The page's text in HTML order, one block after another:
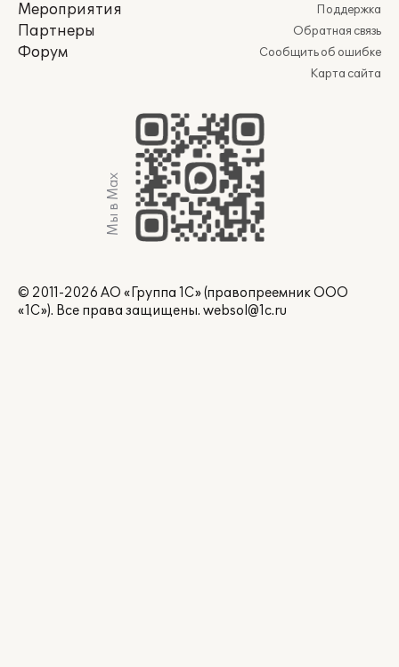
Мероприятия
Партнеры
Форум
Поддержка
Обратная связь
Сообщить об ошибке
Карта сайта
Мы в Max
© 2011-2026 АО «Группа 1С» (правопреемник ООО
«1С»). Все права защищены. websol@1c.ru